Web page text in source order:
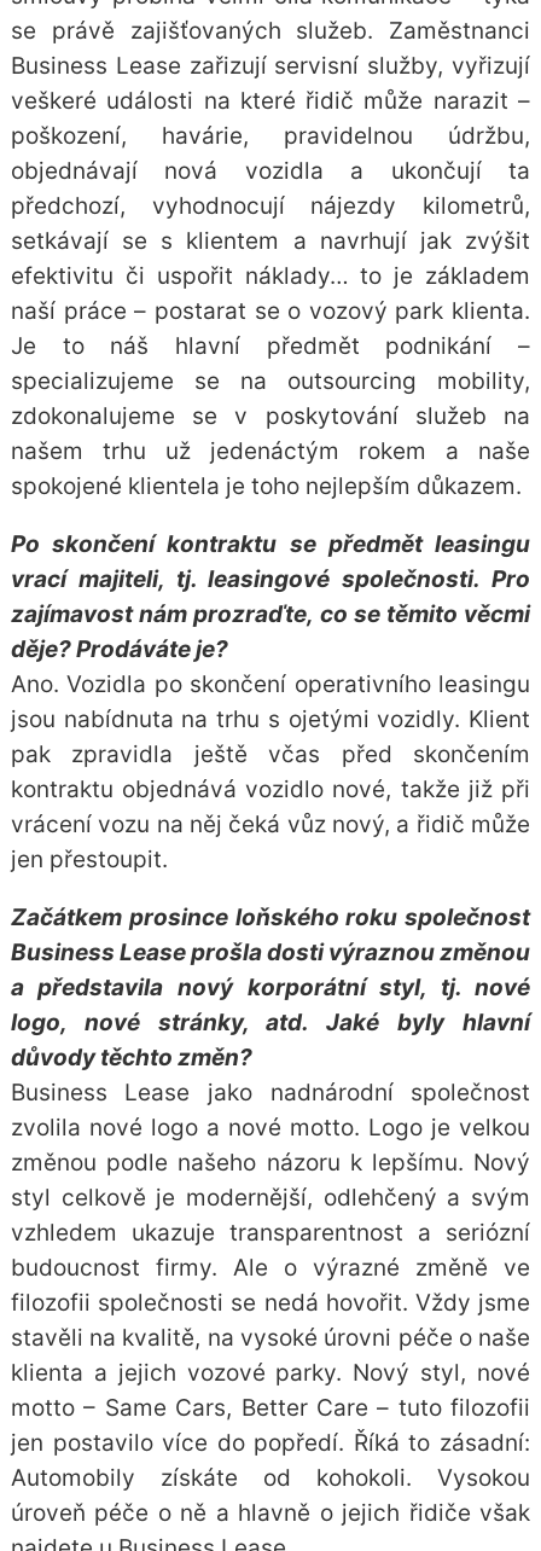
se právě zajišťovaných služeb. Zaměstnanci
Business Lease zařizují servisní služby, vyřizují
veškeré události na které řidič může narazit –
poškození, havárie, pravidelnou údržbu,
objednávají nová vozidla a ukončují ta
předchozí, vyhodnocují nájezdy kilometrů,
setkávají se s klientem a navrhují jak zvýšit
efektivitu či uspořit náklady… to je základem
naší práce – postarat se o vozový park klienta.
Je to náš hlavní předmět podnikání –
specializujeme se na outsourcing mobility,
zdokonalujeme se v poskytování služeb na
našem trhu už jedenáctým rokem a naše
spokojené klientela je toho nejlepším důkazem.
Po skončení kontraktu se předmět leasingu
vrací majiteli, tj. leasingové společnosti. Pro
zajímavost nám prozraďte, co se těmito věcmi
děje? Prodáváte je?
Ano. Vozidla po skončení operativního leasingu
jsou nabídnuta na trhu s ojetými vozidly. Klient
pak zpravidla ještě včas před skončením
kontraktu objednává vozidlo nové, takže již při
vrácení vozu na něj čeká vůz nový, a řidič může
jen přestoupit.
Začátkem prosince loňského roku společnost
Business Lease prošla dosti výraznou změnou
a představila nový korporátní styl, tj. nové
logo, nové stránky, atd. Jaké byly hlavní
důvody těchto změn?
Business Lease jako nadnárodní společnost
zvolila nové logo a nové motto. Logo je velkou
změnou podle našeho názoru k lepšímu. Nový
styl celkově je modernější, odlehčený a svým
vzhledem ukazuje transparentnost a seriózní
budoucnost firmy. Ale o výrazné změně ve
filozofii společnosti se nedá hovořit. Vždy jsme
stavěli na kvalitě, na vysoké úrovni péče o naše
klienta a jejich vozové parky. Nový styl, nové
motto – Same Cars, Better Care – tuto filozofii
jen postavilo více do popředí. Říká to zásadní:
Automobily získáte od kohokoli. Vysokou
úroveň péče o ně a hlavně o jejich řidiče však